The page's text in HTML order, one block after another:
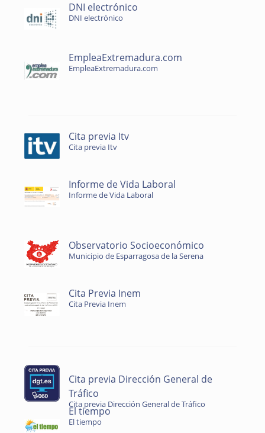
DNI electrónico
DNI electrónico
EmpleaExtremadura.com
EmpleaExtremadura.com
Cita previa Itv
Cita previa Itv
Informe de Vida Laboral
Informe de Vida Laboral
Observatorio Socioeconómico
Municipio de Esparragosa de la Serena
Cita Previa Inem
Cita Previa Inem
Cita previa Dirección General de
Tráfico
Cita previa Dirección General de Tráfico
El tiempo
El tiempo